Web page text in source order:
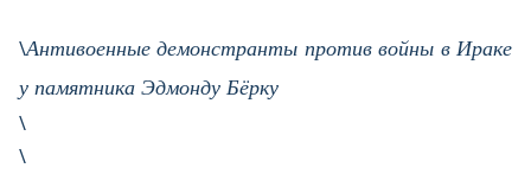
\Антивоенные демонстранты против войны в Ираке
у памятника Эдмонду Бёрку
\
\